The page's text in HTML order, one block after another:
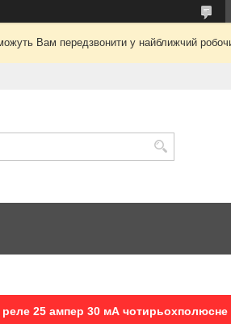
Вам передзвонити у найближчий
25 ампер 30 мА чотирьохполюсне